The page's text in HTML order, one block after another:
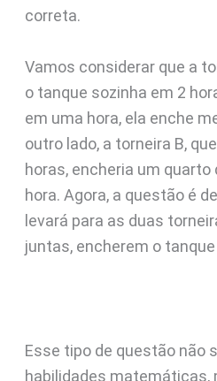
correta.
Vamos considerar que a
o tanque sozinha em 2
em uma hora, ela enche
outro lado, a torneira B,
horas, encheria um quarto
hora. Agora, a questão é
levará para as duas
juntas, encherem o
Esse tipo de questão não
habilidades matemáticas,